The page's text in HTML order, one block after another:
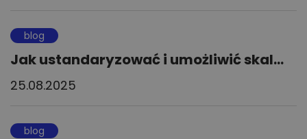
blog
Jak ustandaryzować i umożliwić skal...
25.08.2025
blog